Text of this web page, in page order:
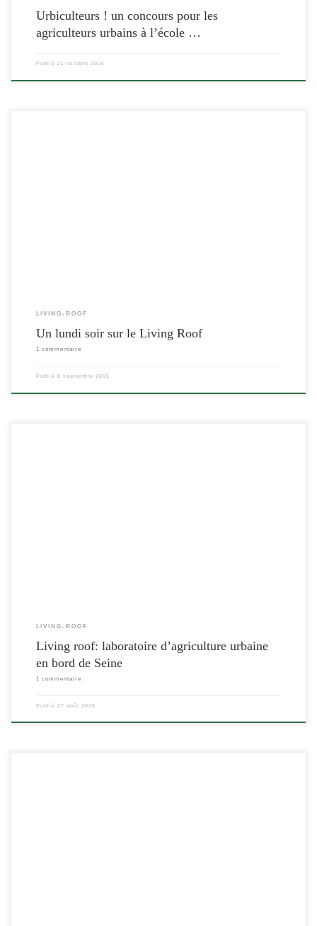
Urbiculteurs ! un concours pour les
agriculteurs urbains à l’école …
Publié 21 octobre 2015
LIVING-ROOF
Un lundi soir sur le Living Roof
1 commentaire
Publié 8 septembre 2015
LIVING-ROOF
Living roof: laboratoire d’agriculture urbaine
en bord de Seine
1 commentaire
Publié 27 août 2015